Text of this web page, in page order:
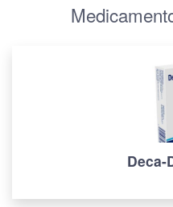
Deca-